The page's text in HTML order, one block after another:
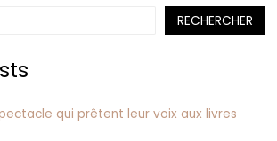
RECHERCHER
qui prêtent leur voix aux livres